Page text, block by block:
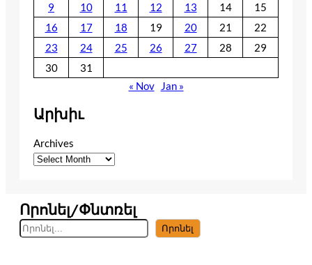
9
10 11 12 13 14
15
16
17 18 19 20 21
22
23
24 25 26 27 28
29
30
31
« Nov
Jan »
Արխիւ
Archives
Որոնել/Փնտռել
S
e
Որոնել